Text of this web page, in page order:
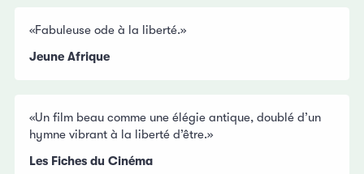
«Fabuleuse ode à la liberté.»
Jeune Afrique
«Un film beau comme une élégie antique, doublé d’un
hymne vibrant à la liberté d’être.»
Les Fiches du Cinéma